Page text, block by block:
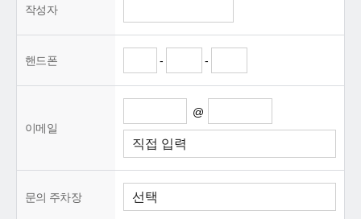
작성자
핸드폰 - -
이메일
@
문의 주차장